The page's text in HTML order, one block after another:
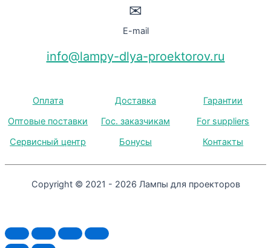
✉
E-mail
info@lampy-dlya-proektorov.ru
Оплата Доставка
Гарантии
Оптовые поставки
Гос. заказчикам
For suppliers
Сервисный центр
Бонусы Контакты
Copyright © 2021 - 2026 Лампы для проекторов